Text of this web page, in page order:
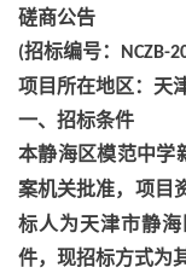
磋商公告
(招标编号： NCZB-
项目所在地区：天
一、招标条件
本静海区模范中学
案机关批准，项目
标人为天津市静
件，现招标方式为